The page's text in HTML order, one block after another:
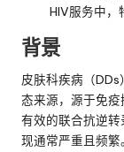
HIV服务中，
背景
皮肤科疾病（
态来源，源于免
有效的联合抗逆
现通常严重且频繁